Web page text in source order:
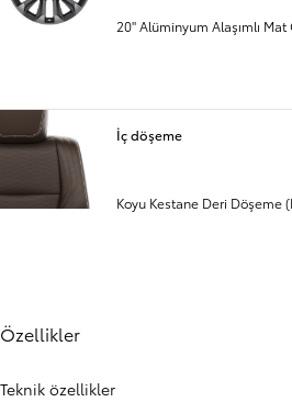
20" Alüminyum Alaşımlı
İç döşeme
Koyu Kestane Deri Döşeme
Özellikler
Teknik özellikler